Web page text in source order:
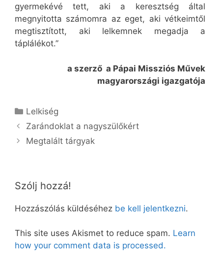
gyermekévé tett, aki a keresztség által
megnyitotta számomra az eget, aki vétkeimtől
megtisztított, aki lelkemnek megadja a
táplálékot.”
a szerző a Pápai Missziós Művek
magyarországi igazgatója
Kategória
Lelkiség
Zarándoklat a nagyszülőkért
Megtalált tárgyak
Szólj hozzá!
Hozzászólás küldéséhez be kell jelentkezni.
This site uses Akismet to reduce spam. Learn
how your comment data is processed.